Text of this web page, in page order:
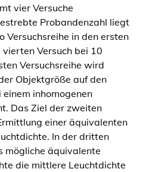
e
l
d
e
r
n
M
e
n
g
e
vier Versuche
Probandenzahl liegt
Versuchsreihe in den ersten
Versuch bei 10
Versuchsreihe wird
Objektgröße auf den
inhomogenen
Das Ziel der zweiten
einer äquivalenten
In der dritten
mögliche äquivalente
die mittlere Leuchtdichte